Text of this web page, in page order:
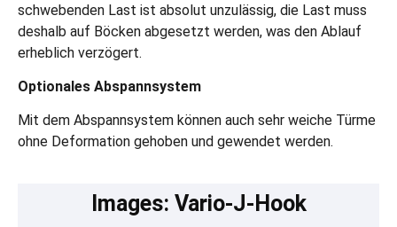
schwebenden Last ist absolut unzulässig, die Last muss
deshalb auf Böcken abgesetzt werden, was den Ablauf
erheblich verzögert.
Optionales Abspannsystem
Mit dem Abspannsystem können auch sehr weiche Türme
ohne Deformation gehoben und gewendet werden.
Images: Vario-J-Hook